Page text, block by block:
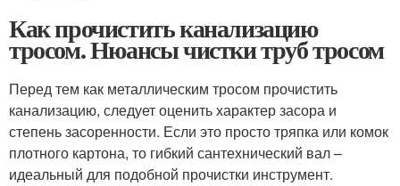
Как прочистить канализацию
тросом. Нюансы чистки труб тросом
Перед тем как металлическим тросом прочистить
канализацию, следует оценить характер засора и
степень засоренности. Если это просто тряпка или комок
плотного картона, то гибкий сантехнический вал –
идеальный для подобной прочистки инструмент.